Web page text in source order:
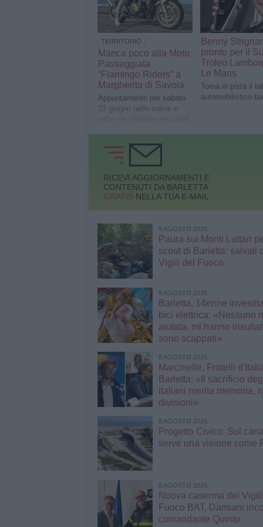
TERRITORIO
Manca poco alla Moto
Passeggiata
“Flamingo Riders” a
Margherita di Savoia
Appuntamento per sabato
22 giugno nelle saline e
Benny
pronto per il
Trofeo
Le Mans
Torna in pista il
automobilistico
RICEVI AGGIORNAMENTI E
CONTENUTI DA BARLETTA
GRATISNELLA TUA E-MAIL
9 AGOSTO 2026
Paura sui Monti Lattari
scout di Barletta: salvati
Vigili del Fuoco
9 AGOSTO 2026
Barletta, 14enne
bici elettrica: «Nessuno
aiutata, mi hanno insultato e poi
sono scappati»
8 AGOSTO 2026
Marcinelle, Fratelli
Barletta: «Il sacrificio
italiani merita memoria,
divisioni»
8 AGOSTO 2026
Progetto Civico: Sul
serve una visione come
8 AGOSTO 2026
Nuova caserma dei Vigili
Fuoco BAT, Damiani
comandante Quinto